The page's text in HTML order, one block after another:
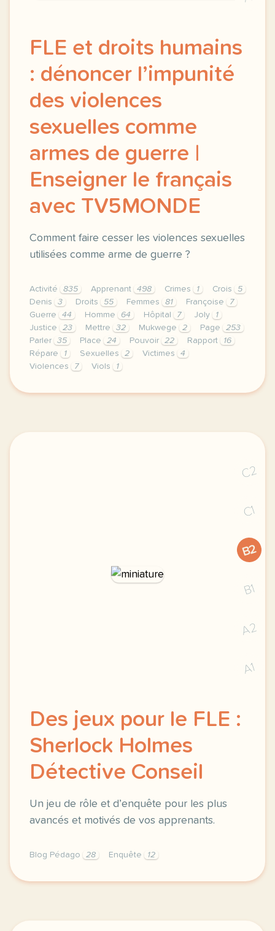
FLE et droits humains
: dénoncer l’impunité
des violences
sexuelles comme
armes de guerre |
Enseigner le français
avec TV5MONDE
Comment faire cesser les violences sexuelles
utilisées comme arme de guerre ?
Activité 835 Apprenant 498 Crimes 1 Crois
5
Denis
3 Droits 55 Femmes 81 Françoise
7
Guerre
44 Homme 64 Hôpital 7 Joly
1
Justice
23 Mettre 32 Mukwege 2 Page
253
Parler
35 Place 24 Pouvoir 22 Rapport
16
Répare
1 Sexuelles 2 Victimes
4
Violences
7 Viols 1
le respect de votre vie privee est une priorite
C2
C1
B2
B1
A2
A1
Des jeux pour le FLE :
Sherlock Holmes
Détective Conseil
Un jeu de rôle et d’enquête pour les plus
avancés et motivés de vos apprenants.
Blog Pédago 28 Enquête 12
enfin le voila je me lance apres des annees a y